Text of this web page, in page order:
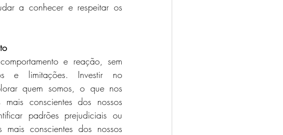
a conhecer e respeitar os
e reação, sem
e limitações. Investir no
quem somos, o que nos
conscientes dos nossos
padrões prejudiciais ou
conscientes dos nossos